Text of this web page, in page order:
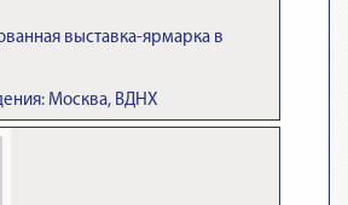
выставка-ярмарка в
Москва, ВДНХ